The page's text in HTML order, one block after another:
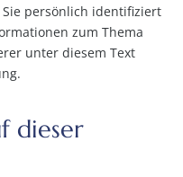
persönlich identifiziert
zum Thema
unter diesem Text
dieser